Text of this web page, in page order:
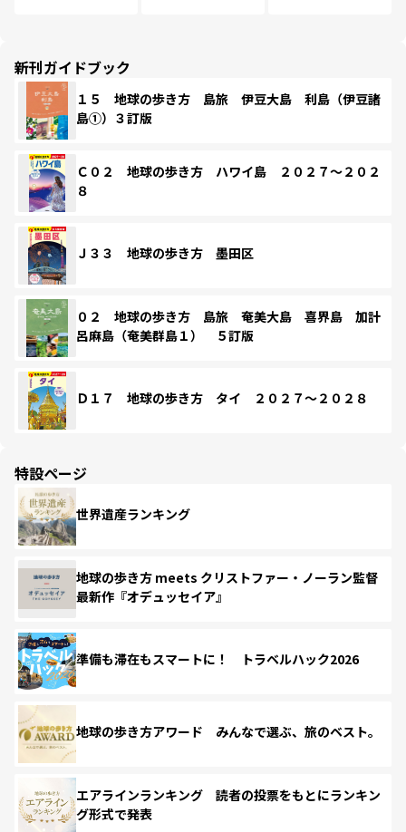
新刊ガイドブック
１５ 地球の歩き方 島旅 伊豆大島 利島（伊豆諸
島①）３訂版
Ｃ０２ 地球の歩き方 ハワイ島 ２０２７～２０２
８
Ｊ３３ 地球の歩き方 墨田区
０２ 地球の歩き方 島旅 奄美大島 喜界島 加計
呂麻島（奄美群島１） ５訂版
Ｄ１７ 地球の歩き方 タイ ２０２７～２０２８
特設ページ
世界遺産ランキング
地球の歩き方 meets クリストファー・ノーラン監督
最新作『オデュッセイア』
準備も滞在もスマートに！ トラベルハック2026
地球の歩き方アワード みんなで選ぶ、旅のベスト。
エアラインランキング 読者の投票をもとにランキン
グ形式で発表